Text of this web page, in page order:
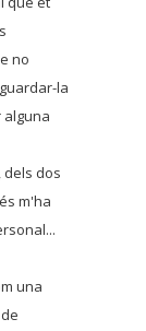
no
la
alguna
dels dos
m'ha
una